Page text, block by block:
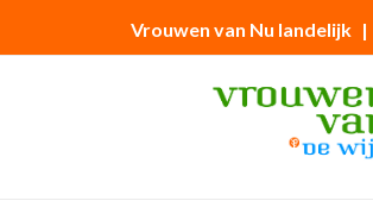
Vrouwen van Nu landelijk |